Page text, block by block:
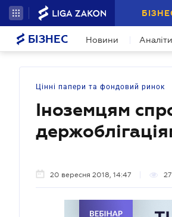
БІЗНЕС Новини
Цінні папери та фондовий ринок
Іноземцям
20 вересня 2018, 14:47